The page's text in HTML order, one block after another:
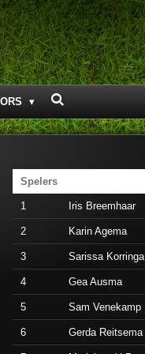
Spelers
1 Iris Breemhaar
2 Karin Agema
3 Sarissa Korringa
4 Gea Ausma
5 Sam Venekamp
6 Gerda Reitsema